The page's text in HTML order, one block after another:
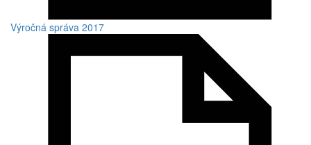
Výročná správa 2017